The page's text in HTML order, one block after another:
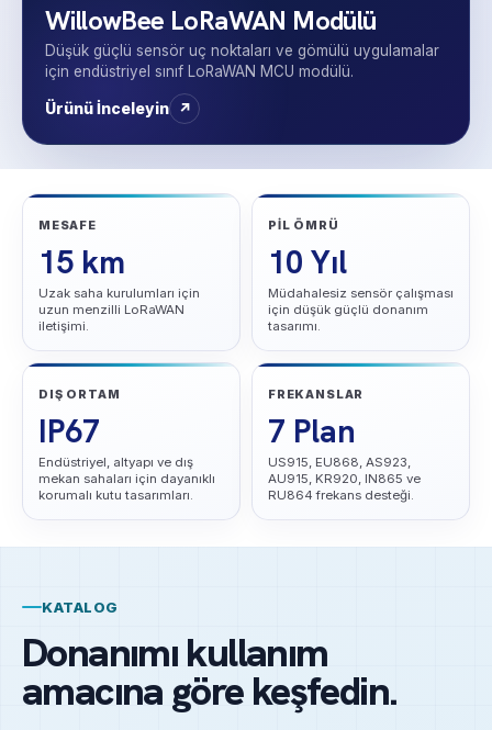
WillowBee LoRaWAN Modülü
Düşük güçlü sensör uç noktaları ve gömülü uygulamalar
için endüstriyel sınıf LoRaWAN MCU modülü.
Ürünü İnceleyin ↗
İnceleyen:
WillowSoft Mühendislik Ekibi
Kaynak:
Hakkımızda, ürün ve hizmet verileri
MESAFE
15 km
Uzak saha kurulumları için
uzun menzilli LoRaWAN
iletişimi.
PIL ÖMRÜ
10 Yıl
Müdahalesiz sensör çalışması
için düşük güçlü donanım
tasarımı.
DIŞ ORTAM
IP67
Endüstriyel, altyapı ve dış
mekan sahaları için dayanıklı
korumalı kutu tasarımları.
FREKANSLAR
7 Plan
US915, EU868, AS923,
AU915, KR920, IN865 ve
RU864 frekans desteği.
KATALOG
Donanımı kullanım
amacına göre keşfedin.